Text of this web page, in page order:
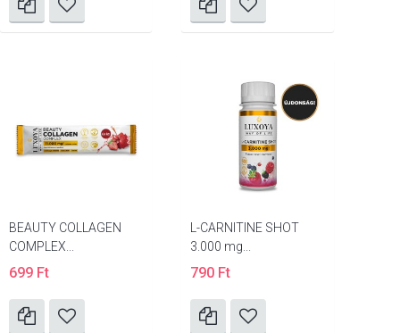
BEAUTY COLLAGEN
COMPLEX...
699 Ft
L-CARNITINE SHOT
3.000 mg...
790 Ft